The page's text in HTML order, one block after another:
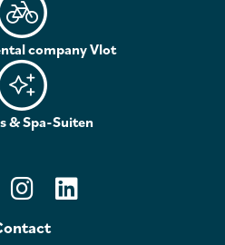
company Vlot
& Spa-Suiten